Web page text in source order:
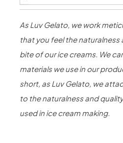
As Luv Gelato, we work
that you feel the naturalness
bite of our ice creams. We
materials we use in our
short, as Luv Gelato, we
to the naturalness and
used in ice cream making.